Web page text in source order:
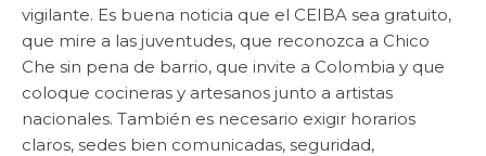
vigilante. Es buena noticia que el CEIBA sea gratuito,
que mire a las juventudes, que reconozca a Chico
Che sin pena de barrio, que invite a Colombia y que
coloque cocineras y artesanos junto a artistas
nacionales. También es necesario exigir horarios
claros, sedes bien comunicadas, seguridad,